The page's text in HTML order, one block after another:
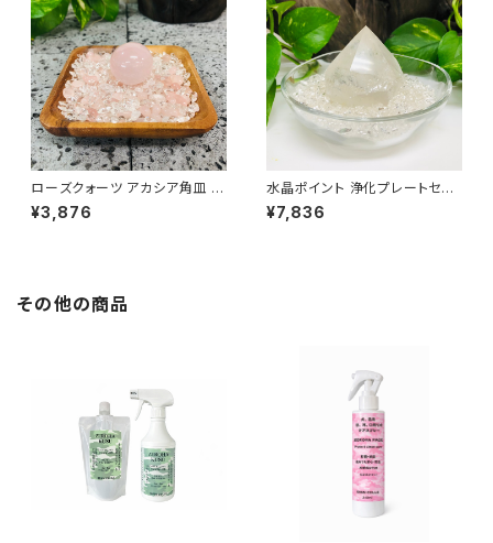
ローズクォーツ アカシア角皿 浄
化プレート 3点セット
¥3,876
水晶ポイント 浄化プレートセッ
ト
¥7,836
その他の商品